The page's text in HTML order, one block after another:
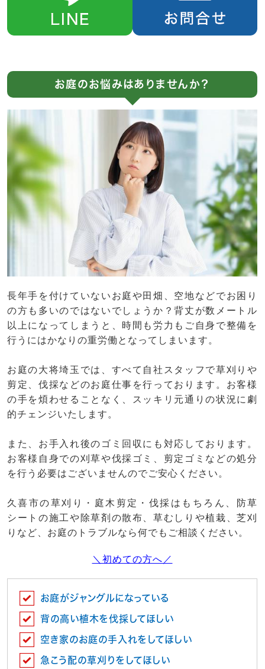
お庭のお悩みはありませんか？
長年手を付けていないお庭や田畑、空地などでお困り
の方も多いのではないでしょうか？背丈が数メートル
以上になってしまうと、時間も労力もご自身で整備を
行うにはかなりの重労働となってしまいます。
お庭の大将埼玉では、すべて自社スタッフで草刈りや
剪定、伐採などのお庭仕事を行っております。お客様
の手を煩わせることなく、スッキリ元通りの状況に劇
的チェンジいたします。
また、お手入れ後のゴミ回収にも対応しております。
お客様自身での刈草や伐採ゴミ、剪定ゴミなどの処分
を行う必要はございませんのでご安心ください。
久喜市の草刈り・庭木剪定・伐採はもちろん、防草
シートの施工や除草剤の散布、草むしりや植栽、芝刈
りなど、お庭のトラブルなら何でもご相談ください。
＼初めての方へ／
お庭がジャングルになっている
背の高い植木を伐採してほしい
空き家のお庭の手入れをしてほしい
急こう配の草刈りをしてほしい